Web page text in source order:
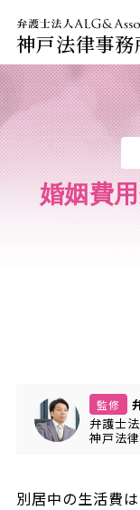
神戸法律事務
婚姻費
監修
弁護士
神戸法
別居中の生活費